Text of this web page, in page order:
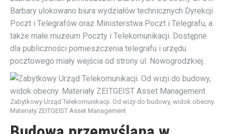
Barbary ulokowano biura wydziałów technicznych Dyrekcji
Poczt i Telegrafów oraz Ministerstwa Poczt i Telegrafu, a
także małe muzeum Poczty i Telekomunikacji. Dostępne
dla publiczności pomieszczenia telegrafu i urzędu
pocztowego miały wejścia od strony ul. Nowogrodzkiej.
Zabytkowy Urząd Telekomunikacji. Od wizji do budowy, widok obecny.
Materiały ZEITGEIST Asset Management